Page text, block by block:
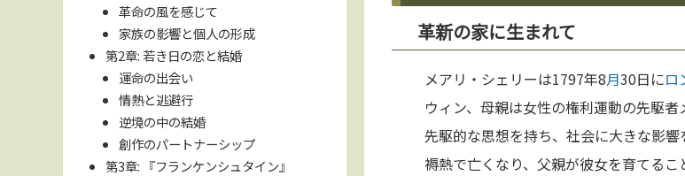
革新の家に生まれて
メアリ・シェリーは1797年8月30日にロ
ウィン、母親は女性の権利運動の先駆
先駆的な思想を持ち、社会に大きな影
褥熱で亡くなり、父親が彼女を育てる
革命の風を感じて
家族の影響と個人の形成
第2章: 若き日の恋と結婚
運命の出会い
情熱と逃避行
逆境の中の結婚
創作のパートナーシップ
第3章: 『フランケンシュタイン』